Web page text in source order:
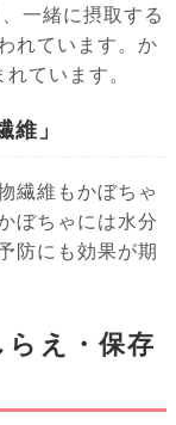
一緒に摂取する
れています。か
ています。
」
繊維もかぼちゃ
ぼちゃには水分
防にも効果が期
え・保存